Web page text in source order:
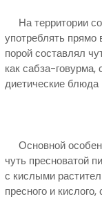
На территории
употреблять
порой составлял
как сабза-
диетические
Основной
чуть пресноватой
с кислыми
пресного и